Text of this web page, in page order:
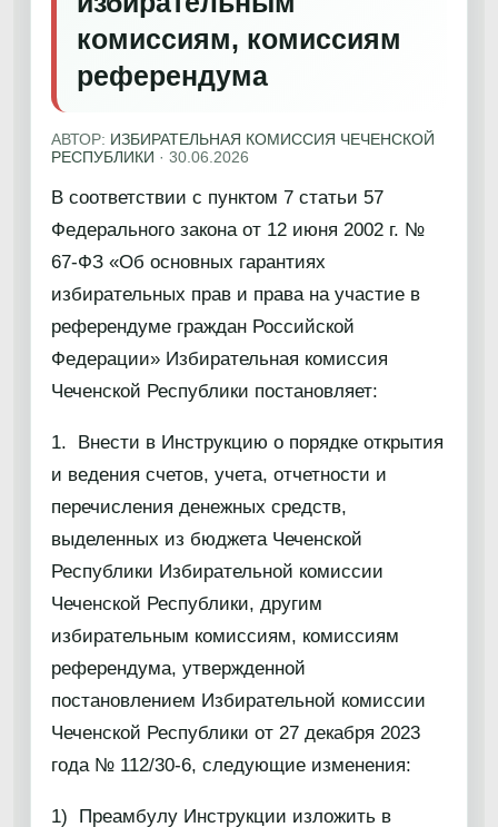
комиссиям, комиссиям
референдума
АВТОР: ИЗБИРАТЕЛЬНАЯ КОМИССИЯ ЧЕЧЕНСКОЙ
РЕСПУБЛИКИ · 30.06.2026
В соответствии с пунктом 7 статьи 57
Федерального закона от 12 июня 2002 г. №
67-ФЗ «Об основных гарантиях
избирательных прав и права на участие в
референдуме граждан Российской
Федерации» Избирательная комиссия
Чеченской Республики постановляет:
1. Внести в Инструкцию о порядке открытия
и ведения счетов, учета, отчетности и
перечисления денежных средств,
выделенных из бюджета Чеченской
Республики Избирательной комиссии
Чеченской Республики, другим
избирательным комиссиям, комиссиям
референдума, утвержденной
постановлением Избирательной комиссии
Чеченской Республики от 27 декабря 2023
года № 112/30-6, следующие изменения:
1) Преамбулу Инструкции изложить в